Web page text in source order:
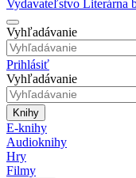
Vyhľadávanie
Prihlásiť
Vyhľadávanie
Knihy
E-knihy
Audioknihy
Hry
Filmy